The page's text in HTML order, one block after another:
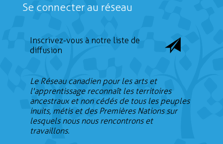
Se connecter au réseau
Inscrivez-vous à notre liste de
diffusion
Le Réseau canadien pour les arts et
l'apprentissage reconnaît les territoires
ancestraux et non cédés de tous les peuples
inuits, métis et des Premières Nations sur
lesquels nous nous rencontrons et
travaillons.